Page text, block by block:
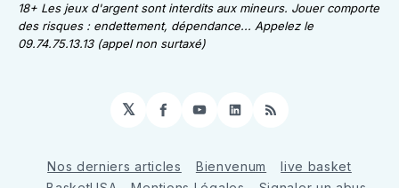
18+ Les jeux d'argent sont interdits aux mineurs. Jouer comporte
des risques : endettement, dépendance... Appelez le
09.74.75.13.13 (appel non surtaxé)
𝕏 Facebook
YouTube
LinkedIn
RSS
Nos derniers articles Bienvenum
live basket